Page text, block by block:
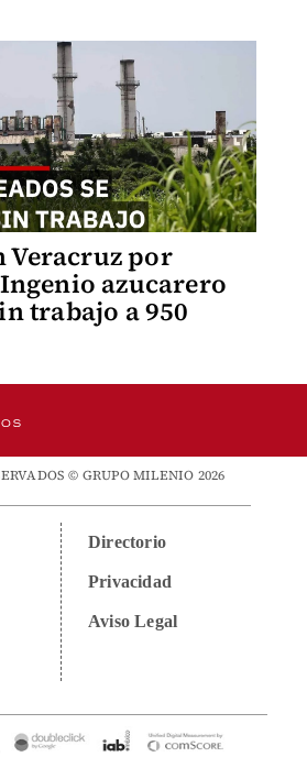
Veracruz por
azucarero
trabajo a 950
© GRUPO MILENIO 2026
Directorio
Privacidad
Aviso Legal